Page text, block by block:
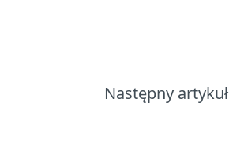
Następny artykuł